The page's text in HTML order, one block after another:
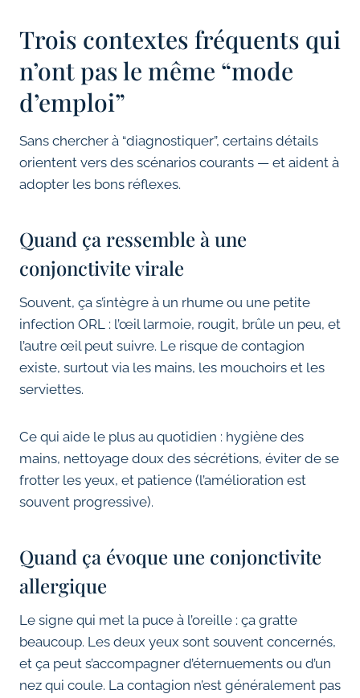
Trois contextes fréquents qui
n’ont pas le même “mode
d’emploi”
Sans chercher à “diagnostiquer”, certains détails
orientent vers des scénarios courants — et aident à
adopter les bons réflexes.
Quand ça ressemble à une
conjonctivite virale
Souvent, ça s’intègre à un rhume ou une petite
infection ORL : l’œil larmoie, rougit, brûle un peu, et
l’autre œil peut suivre. Le risque de contagion
existe, surtout via les mains, les mouchoirs et les
serviettes.
Ce qui aide le plus au quotidien : hygiène des
mains, nettoyage doux des sécrétions, éviter de se
frotter les yeux, et patience (l’amélioration est
souvent progressive).
Quand ça évoque une conjonctivite
allergique
Le signe qui met la puce à l’oreille : ça gratte
beaucoup. Les deux yeux sont souvent concernés,
et ça peut s’accompagner d’éternuements ou d’un
nez qui coule. La contagion n’est généralement pas